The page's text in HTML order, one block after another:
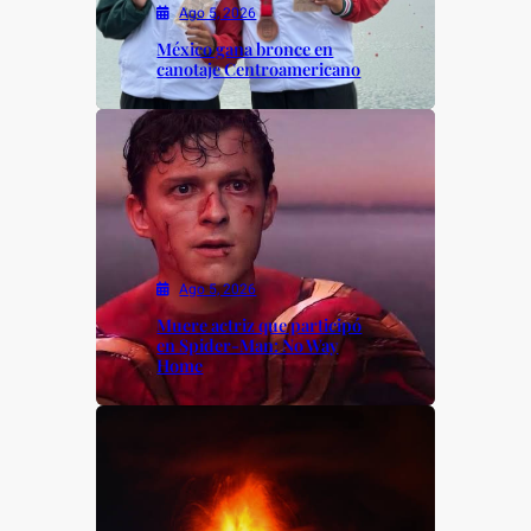
Ago 5, 2026
México gana bronce en
canotaje Centroamericano
Ago 5, 2026
Muere actriz que participó
en Spider-Man: No Way
Home